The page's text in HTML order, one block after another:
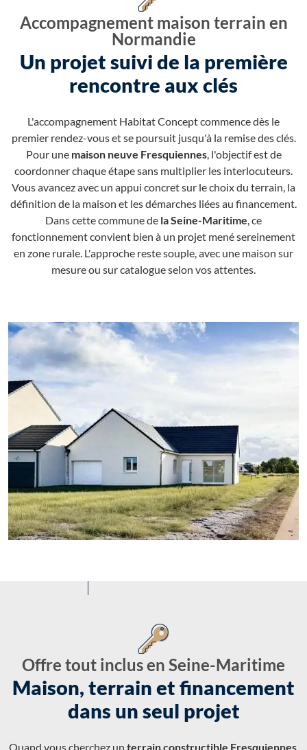
Accompagnement maison terrain en
Normandie
Un projet suivi de la première
rencontre aux clés
L'accompagnement Habitat Concept commence dès le
premier rendez-vous et se poursuit jusqu'à la remise des clés.
Pour une maison neuve Fresquiennes, l'objectif est de
coordonner chaque étape sans multiplier les interlocuteurs.
Vous avancez avec un appui concret sur le choix du terrain, la
définition de la maison et les démarches liées au financement.
Dans cette commune de la Seine-Maritime, ce
fonctionnement convient bien à un projet mené sereinement
en zone rurale. L'approche reste souple, avec une maison sur
mesure ou sur catalogue selon vos attentes.
Offre tout inclus en Seine-Maritime
Maison, terrain et financement
dans un seul projet
Quand vous cherchez un terrain constructible Fresquiennes,